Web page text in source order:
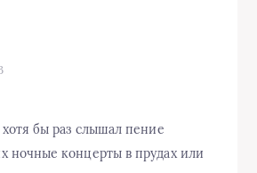
бы раз слышал пение
ночные концерты в прудах или